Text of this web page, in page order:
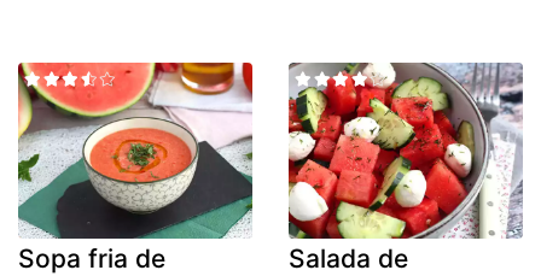
Sopa fria de
Salada de